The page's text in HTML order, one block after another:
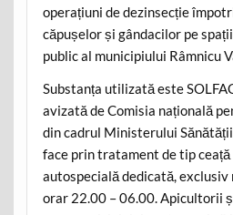
operațiuni de dezinsecție
căpușelor și gândacilor pe
public al municipiului Râmnicu
Substanța utilizată este
avizată de Comisia națională
din cadrul Ministerului
face prin tratament de tip ceață
autospecială dedicată,
orar 22.00 – 06.00. Apicultorii